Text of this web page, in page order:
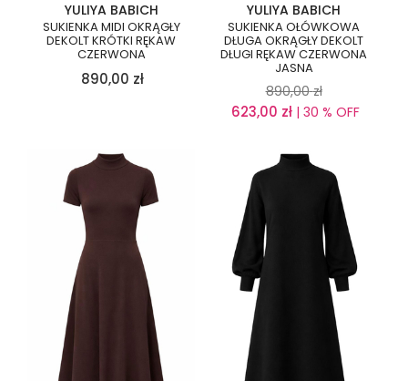
YULIYA BABICH
SUKIENKA MIDI OKRĄGŁY
DEKOLT KRÓTKI RĘKAW
CZERWONA
890,00 zł
YULIYA BABICH
SUKIENKA OŁÓWKOWA
DŁUGA OKRĄGŁY DEKOLT
DŁUGI RĘKAW CZERWONA
JASNA
890,00 zł
623,00 zł| 30 % OFF